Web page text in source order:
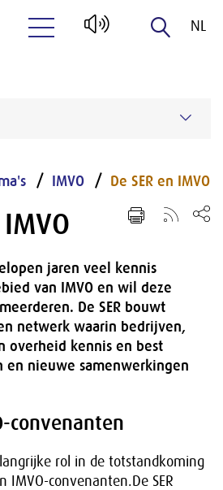
NL
IMVO De SER en IMVO
jaren veel kennis
van IMVO en wil deze
De SER bouwt
netwerk waarin bedrijven,
overheid kennis en best
en nieuwe samenwerkingen
convenanten
rol in de totstandkoming
convenanten.De SER